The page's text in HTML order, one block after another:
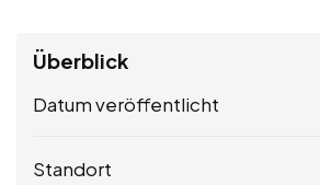
Überblick
Datum veröffentlicht
Standort